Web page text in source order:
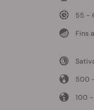
55 -
Fins
500
100